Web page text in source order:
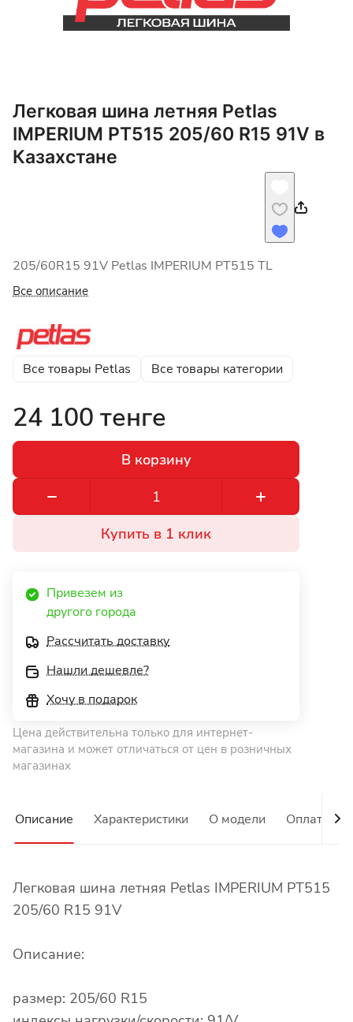
Легковая шина летняя Petlas
IMPERIUM PT515 205/60 R15 91V в
Казахстане
205/60R15 91V Petlas IMPERIUM PT515 TL
Все описание
Все товары Petlas Все товары категории
24 100 тенге
В корзину
Купить в 1 клик
Привезем из
другого города
Рассчитать доставку
Нашли дешевле?
Хочу в подарок
Цена действительна только для интернет-
магазина и может отличаться от цен в розничных
магазинах
Описание Характеристики О модели Оплата
Легковая шина летняя Petlas IMPERIUM PT515
205/60 R15 91V
Описание:
размер: 205/60 R15